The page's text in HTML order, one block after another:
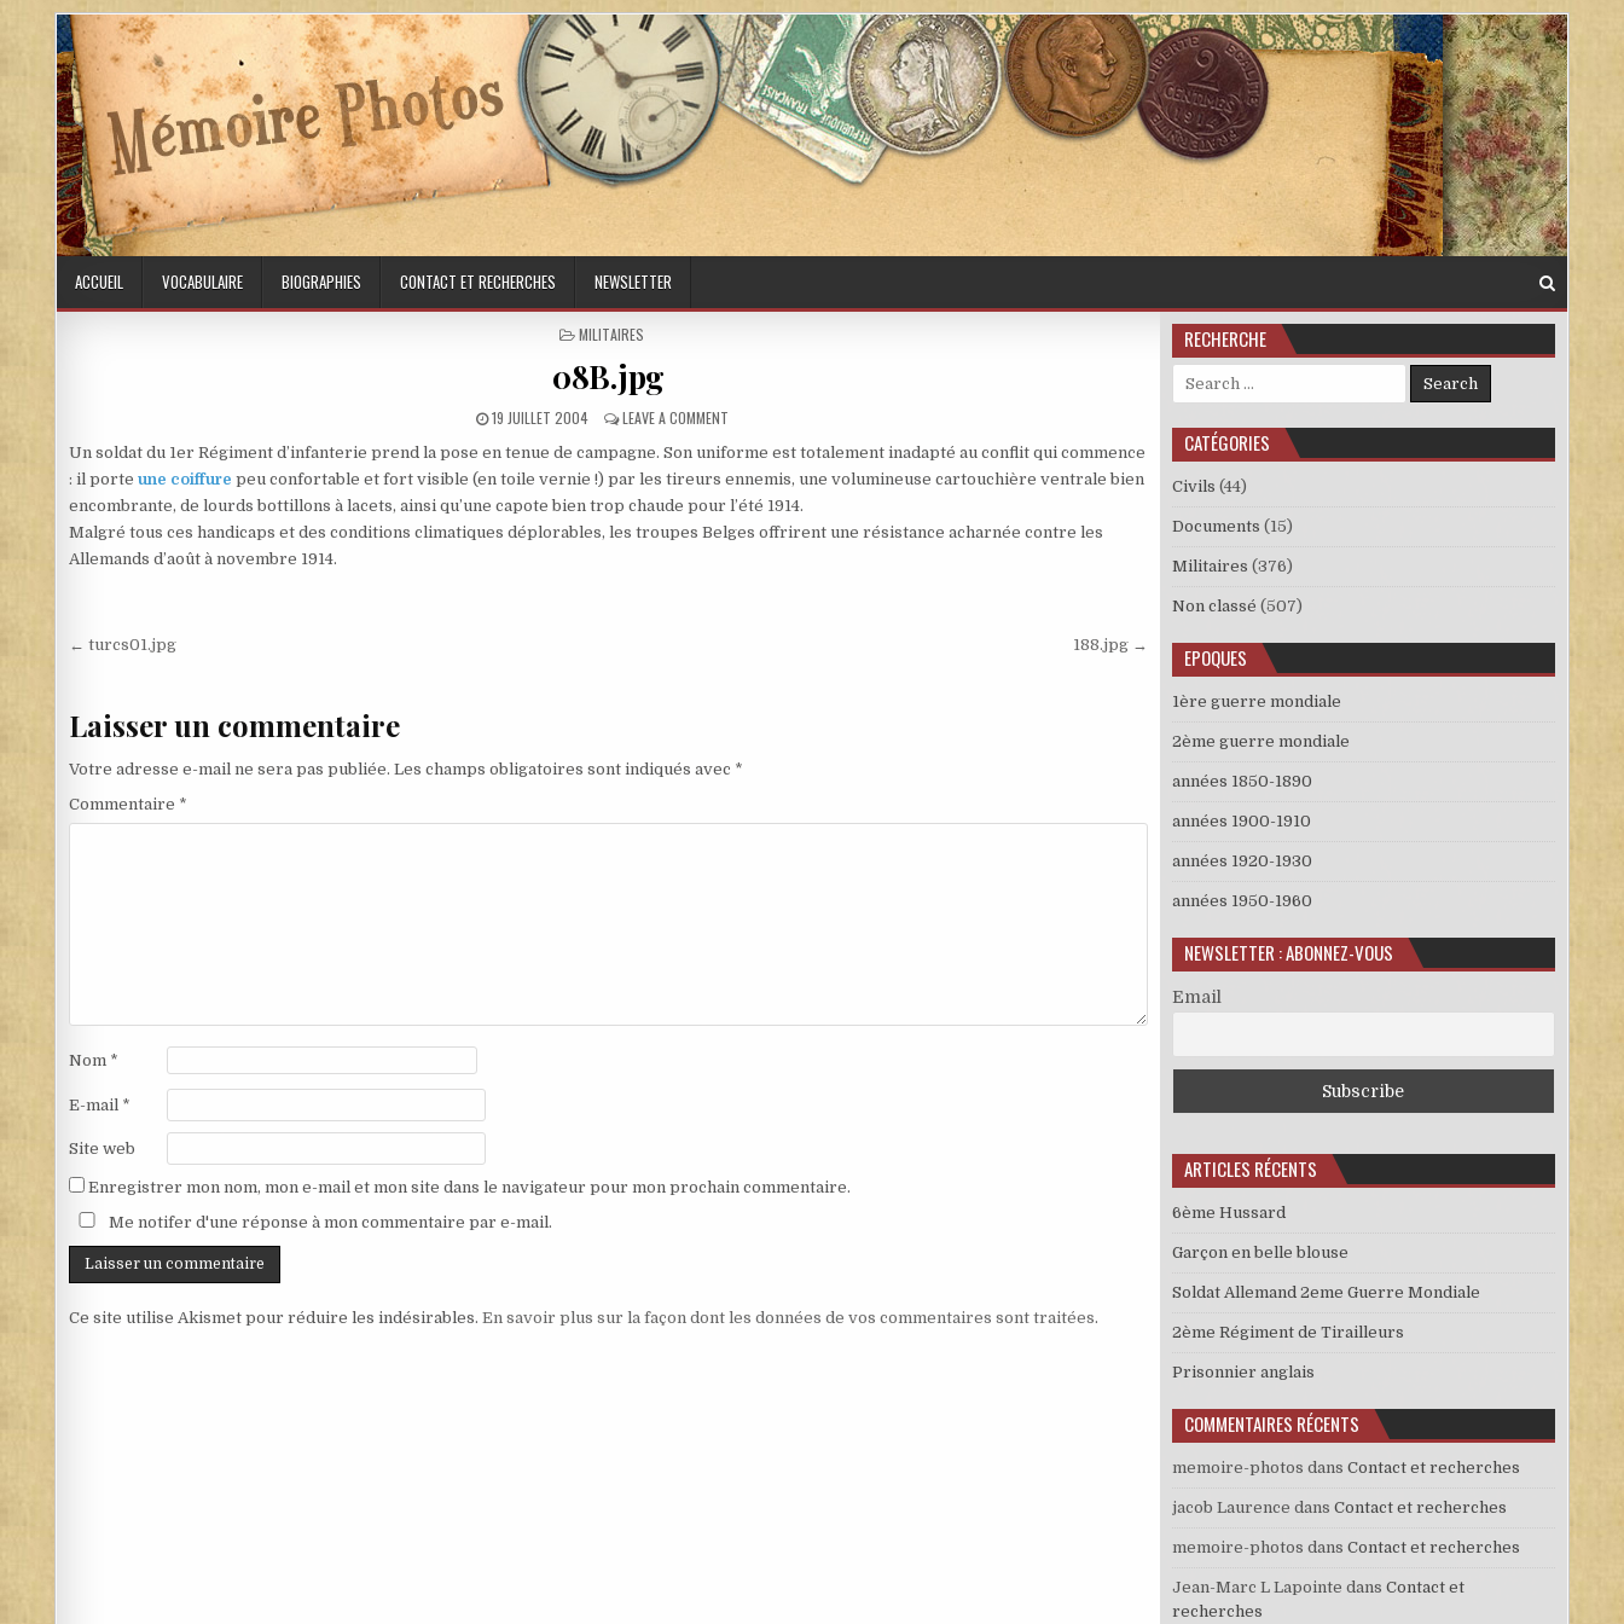
Skip to content
ACCUEIL VOCABULAIRE BIOGRAPHIES CONTACT ET RECHERCHES NEWSLETTER
POSTED IN
MILITAIRES
08B.jpg
PUBLISHED DATE:
19 JUILLET 2004 LEAVE A COMMENTON 08B.JPG
Un soldat du 1er Régiment d’infanterie prend la pose en tenue de campagne. Son uniforme est totalement inadapté au conflit qui commence
: il porte une coiffure peu confortable et fort visible (en toile vernie !) par les tireurs ennemis, une volumineuse cartouchière ventrale bien
encombrante, de lourds bottillons à lacets, ainsi qu’une capote bien trop chaude pour l’été 1914.
Malgré tous ces handicaps et des conditions climatiques déplorables, les troupes Belges offrirent une résistance acharnée contre les
Allemands d’août à novembre 1914.
Navigation de l’article
← turcs01.jpg 188.jpg →
Laisser un commentaire
Votre adresse e-mail ne sera pas publiée. Les champs obligatoires sont indiqués avec *
Commentaire *
Nom *
E-mail *
Site web
Enregistrer mon nom, mon e-mail et mon site dans le navigateur pour mon prochain commentaire.
Me notifer d'une réponse à mon commentaire par e-mail.
Ce site utilise Akismet pour réduire les indésirables. En savoir plus sur la façon dont les données de vos commentaires sont traitées.
RECHERCHE
Search for:
CATÉGORIES
Civils (44)
Documents (15)
Militaires (376)
Non classé (507)
EPOQUES
1ère guerre mondiale
2ème guerre mondiale
années 1850-1890
années 1900-1910
années 1920-1930
années 1950-1960
NEWSLETTER : ABONNEZ-VOUS
Email
ARTICLES RÉCENTS
6ème Hussard
Garçon en belle blouse
Soldat Allemand 2eme Guerre Mondiale
2ème Régiment de Tirailleurs
Prisonnier anglais
COMMENTAIRES RÉCENTS
memoire-photos dans Contact et recherches
jacob Laurence dans Contact et recherches
memoire-photos dans Contact et recherches
Jean-Marc L Lapointe dans Contact et
recherches